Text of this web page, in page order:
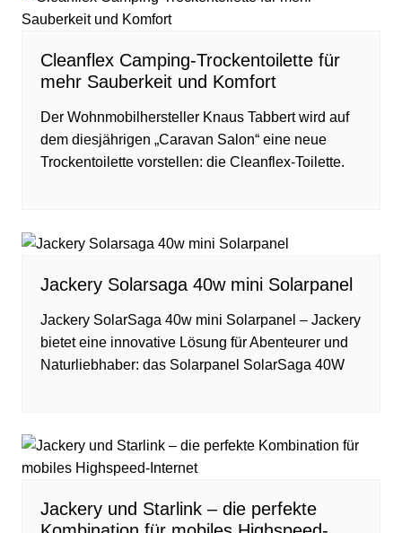
Cleanflex Camping-Trockentoilette für
mehr Sauberkeit und Komfort
Der Wohnmobilhersteller Knaus Tabbert wird auf
dem diesjährigen „Caravan Salon“ eine neue
Trockentoilette vorstellen: die Cleanflex-Toilette.
Jackery Solarsaga 40w mini Solarpanel
Jackery SolarSaga 40w mini Solarpanel – Jackery
bietet eine innovative Lösung für Abenteurer und
Naturliebhaber: das Solarpanel SolarSaga 40W
Jackery und Starlink – die perfekte